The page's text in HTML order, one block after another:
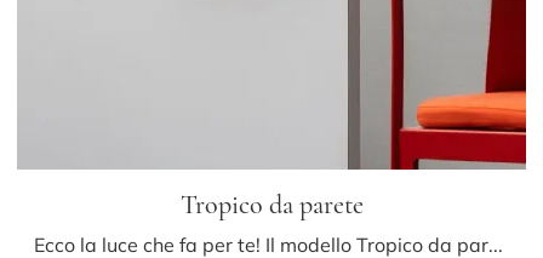
Tropico da parete
Ecco la luce che fa per te! Il modello Tropico da parete è una tra le nostre lampade da parete di Fontana Arte.